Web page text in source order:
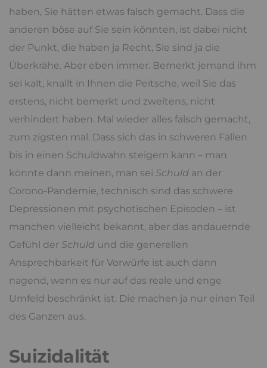
haben, Sie hätten etwas falsch gemacht. Dass die
anderen böse auf Sie sein könnten, ist dabei nicht
der Punkt, die haben ja Recht, Sie sind ja die
Überkrähe. Aber eben immer. Bemerkt jemand ihm
sei kalt, knallt in Ihnen die Peitsche, weil Sie das
erstens, nicht bemerkt und zweitens, nicht
verhindert haben. Mal wieder alles falsch gemacht,
zum zigsten mal. Dass sich das in schweren Fällen
bis in einen Schuldwahn steigern kann – man
könnte dann meinen, man sei Schuld an der
Corono-Pandemie, technisch sind das schwere
Depressionen mit psychotischen Episoden – ist
manchen vielleicht bekannt, aber das andauernde
Gefühl der Schuld und die generellen
Ansprechbarkeit für Vorwürfe ist auch dann
nagend, wenn es nur auf das reale und enge
Umfeld beschränkt ist. Die machen ja nur einen Teil
des Ganzen aus.
Suizidalität